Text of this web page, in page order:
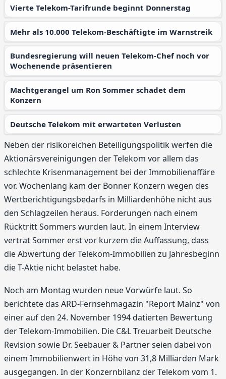
Vierte Telekom-Tarifrunde beginnt Donnerstag
Mehr als 10.000 Telekom-Beschäftigte im Warnstreik
Bundesregierung will neuen Telekom-Chef noch vor
Wochenende präsentieren
Machtgerangel um Ron Sommer schadet dem
Konzern
Deutsche Telekom mit erwarteten Verlusten
Neben der risikoreichen Beteiligungspolitik werfen die
Aktionärsvereinigungen der Telekom vor allem das
schlechte Krisenmanagement bei der Immobilienaffäre
vor. Wochenlang kam der Bonner Konzern wegen des
Wertberichtigungsbedarfs in Milliardenhöhe nicht aus
den Schlagzeilen heraus. Forderungen nach einem
Rücktritt Sommers wurden laut. In einem Interview
vertrat Sommer erst vor kurzem die Auffassung, dass
die Abwertung der Telekom-Immobilien zu Jahresbeginn
die T-Aktie nicht belastet habe.
Noch am Montag wurden neue Vorwürfe laut. So
berichtete das ARD-Fernsehmagazin "Report Mainz" von
einer auf den 24. November 1994 datierten Bewertung
der Telekom-Immobilien. Die C&L Treuarbeit Deutsche
Revision sowie Dr. Seebauer & Partner seien dabei von
einem Immobilienwert in Höhe von 31,8 Milliarden Mark
ausgegangen. In der Konzernbilanz der Telekom vom 1.